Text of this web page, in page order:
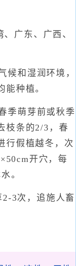
广东、广西、
候和湿润环境，
能种植。
季萌芽前或秋季
枝条的2/3，春
行假植越冬，次
开穴，每
。
3次，追施人畜